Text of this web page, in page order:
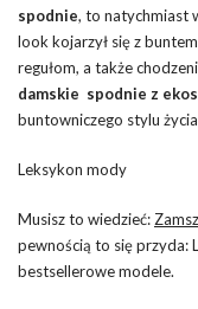
spodnie, to natychmiast
look kojarzył się z
regułom, a także
damskie spodnie z
buntowniczego stylu
Leksykon mody
Musisz to wiedzieć:
pewnością to się przyda:
bestsellerowe modele.